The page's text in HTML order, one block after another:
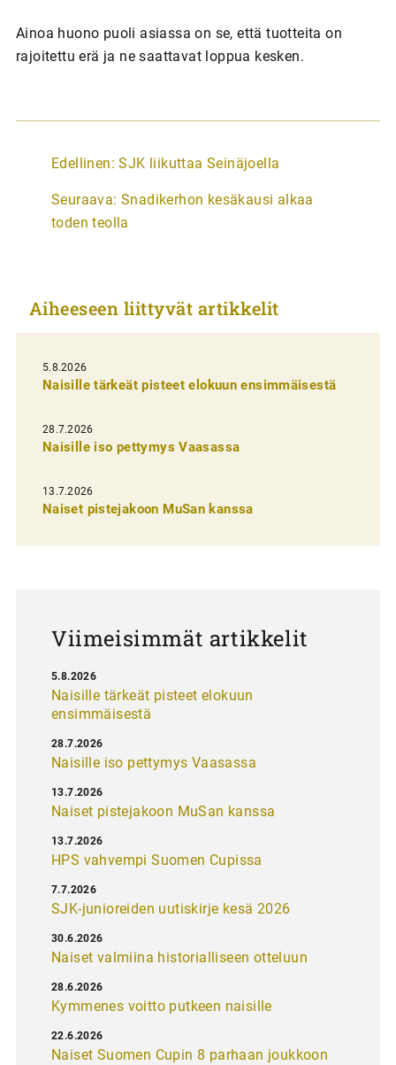
Ainoa huono puoli asiassa on se, että tuotteita on
rajoitettu erä ja ne saattavat loppua kesken.
A
t
i
e
i
e
n
s
e
l
Edellinen: SJK liikuttaa Seinäjoella
Seuraava: Snadikerhon kesäkausi alkaa
toden teolla
Aiheeseen liittyvät artikkelit
5.8.2026
Naisille tärkeät pisteet elokuun ensimmäisestä
28.7.2026
Naisille iso pettymys Vaasassa
13.7.2026
Naiset pistejakoon MuSan kanssa
Viimeisimmät artikkelit
Naisille tärkeät pisteet elokuun
ensimmäisestä
5.8.2026
Naisille iso pettymys Vaasassa
28.7.2026
Naiset pistejakoon MuSan kanssa
13.7.2026
HPS vahvempi Suomen Cupissa
13.7.2026
SJK-junioreiden uutiskirje kesä 2026
7.7.2026
Naiset valmiina historialliseen otteluun
30.6.2026
Kymmenes voitto putkeen naisille
28.6.2026
Naiset Suomen Cupin 8 parhaan joukkoon
22.6.2026